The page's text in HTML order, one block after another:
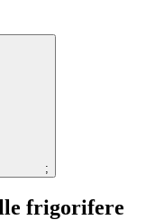
;
frigorifere